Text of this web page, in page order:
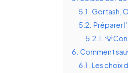
5.1. Gortash,
5.2. Préparer
5.2.1. 💡
6. Comment
6.1. Les choix